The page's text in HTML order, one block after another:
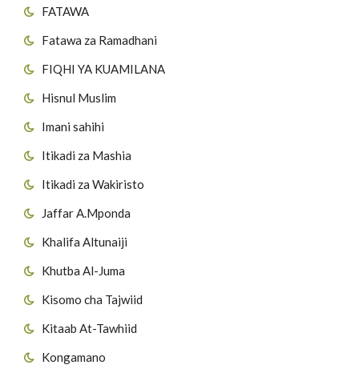
FATAWA
Fatawa za Ramadhani
FIQHI YA KUAMILANA
Hisnul Muslim
Imani sahihi
Itikadi za Mashia
Itikadi za Wakiristo
Jaffar A.Mponda
Khalifa Altunaiji
Khutba Al-Juma
Kisomo cha Tajwiid
Kitaab At-Tawhiid
Kongamano